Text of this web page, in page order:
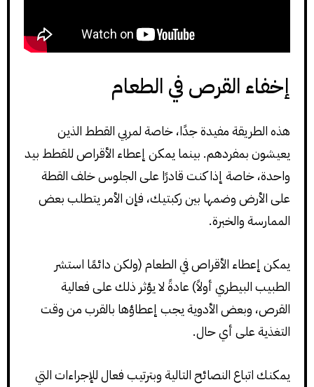
إخفاء القرص في الطعام
هذه الطريقة مفيدة جدًا، خاصة لمربي القطط الذين
يعيشون بمفردهم. بينما يمكن إعطاء الأقراص للقطط بيد
واحدة، خاصة إذا كنت قادرًا على الجلوس خلف القطة
على الأرض وضمها بين ركبتيك، فإن الأمر يتطلب بعض
الممارسة والخبرة.
يمكن إعطاء الأقراص في الطعام (ولكن دائمًا استشر
الطبيب البيطري أولاً) عادةً لا يؤثر ذلك على فعالية
القرص، وبعض الأدوية يجب إعطاؤها بالقرب من وقت
التغذية على أي حال.
يمكنك اتباع النصائح التالية وبترتيب فعال للإجراءات التي